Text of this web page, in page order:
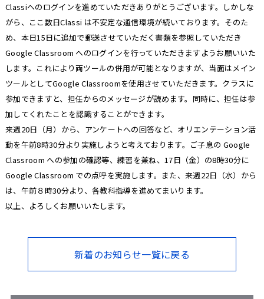
Classiへのログインを進めていただきありがとうございます。しかしな
がら、ここ数日Classi は不安定な通信環境が続いております。そのた
め、本日15日に追加で郵送させていただく書類を参照していただき
Google Classroom へのログインを行っていただきますようお願いいた
します。これにより両ツールの併用が可能となりますが、当面はメイン
ツールとしてGoogle Classroomを使用させていただきます。クラスに
参加できますと、担任からのメッセージが読めます。同時に、担任は参
加してくれたことを認識することができます。
来週20日（月）から、アンケートへの回答など、オリエンテーション活
動を午前8時30分より実施しようと考えております。ご子息の Google
Classroom への参加の確認等、練習を兼ね、17日（金）の8時30分に
Google Classroom での点呼を実施します。また、来週22日（水）から
は、午前８時30分より、各教科指導を進めてまいります。
以上、よろしくお願いいたします。
新着のお知らせ一覧に戻る